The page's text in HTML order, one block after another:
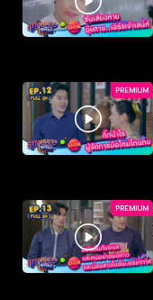
PREMIUM
PREMIUM